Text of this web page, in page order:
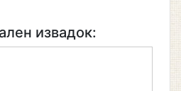
извадок: